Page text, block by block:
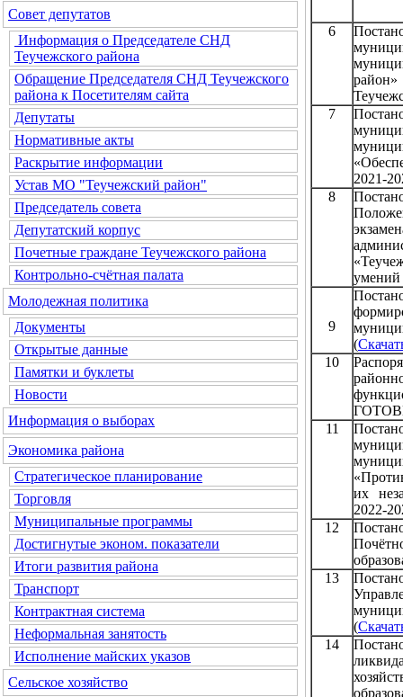
Совет депутатов
Информация о Председателе СНД
Теучежского района
Обращение Председателя СНД Теучежского
района к Посетителям сайта
Депутаты
Нормативные акты
Раскрытие информации
Устав МО "Теучежский район"
Председатель совета
Депутатский корпус
Почетные граждане Теучежского района
Контрольно-счётная палата
Молодежная политика
Документы
Открытые данные
Памятки и буклеты
Новости
Информация о выборах
Экономика района
Стратегическое планирование
Торговля
Муниципальные программы
Достигнутые эконом. показатели
Итоги развития района
Транспорт
Контрактная система
Неформальная занятость
Исполнение майских указов
Сельское хозяйство
6
7
2021-
8
умений
9
(
10
11
их
2022-
12
13
(
14